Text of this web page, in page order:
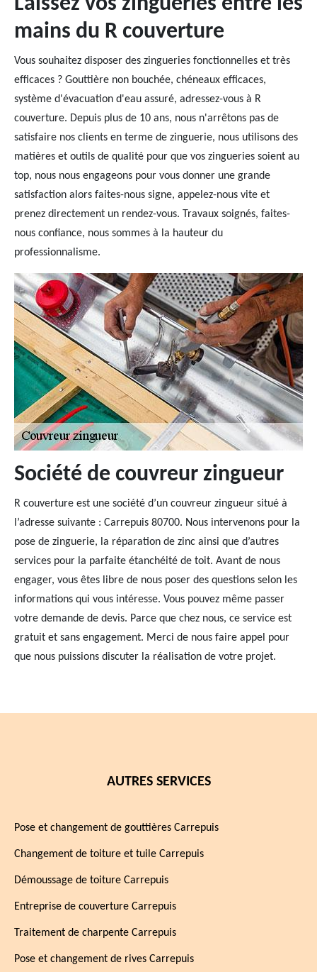
mains du R couverture
Vous souhaitez disposer des zingueries fonctionnelles et très
efficaces ? Gouttière non bouchée, chéneaux efficaces,
système d'évacuation d'eau assuré, adressez-vous à R
couverture. Depuis plus de 10 ans, nous n'arrêtons pas de
satisfaire nos clients en terme de zinguerie, nous utilisons des
matières et outils de qualité pour que vos zingueries soient au
top, nous nous engageons pour vous donner une grande
satisfaction alors faites-nous signe, appelez-nous vite et
prenez directement un rendez-vous. Travaux soignés, faites-
nous confiance, nous sommes à la hauteur du
professionnalisme.
Société de couvreur zingueur
R couverture est une société d’un couvreur zingueur situé à
l’adresse suivante : Carrepuis 80700. Nous intervenons pour la
pose de zinguerie, la réparation de zinc ainsi que d’autres
services pour la parfaite étanchéité de toit. Avant de nous
engager, vous êtes libre de nous poser des questions selon les
informations qui vous intéresse. Vous pouvez même passer
votre demande de devis. Parce que chez nous, ce service est
gratuit et sans engagement. Merci de nous faire appel pour
que nous puissions discuter la réalisation de votre projet.
AUTRES SERVICES
Pose et changement de gouttières Carrepuis
Changement de toiture et tuile Carrepuis
Démoussage de toiture Carrepuis
Entreprise de couverture Carrepuis
Traitement de charpente Carrepuis
Pose et changement de rives Carrepuis